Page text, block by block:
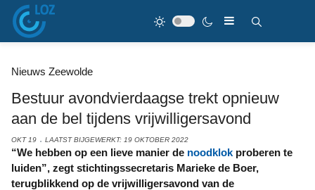
Nieuws Zeewolde
Bestuur avondvierdaagse trekt opnieuw
aan de bel tijdens vrijwilligersavond
OKT 19 LAATST BIJGEWERKT: 19 OKTOBER 2022
“We hebben op een lieve manier de noodklok proberen te
luiden”, zegt stichtingssecretaris Marieke de Boer,
terugblikkend op de vrijwilligersavond van de